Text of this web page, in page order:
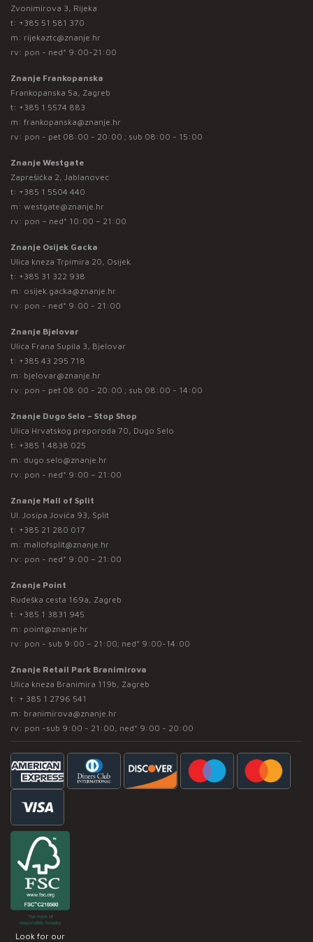
Zvonimirova 3, Rijeka
t: +385 51 581 370
m: rijekaztc@znanje.hr
rv: pon - ned* 9:00-21:00
Znanje Frankopanska
Frankopanska 5a, Zagreb
t: +385 1 5574 883
m: frankopanska@znanje.hr
rv: pon - pet 08:00 - 20:00 ; sub 08:00 - 15:00
Znanje Westgate
Zaprešićka 2, Jablanovec
t: +385 1 5504 440
m: westgate@znanje.hr
rv: pon – ned* 10:00 – 21:00
Znanje Osijek Gacka
Ulica kneza Trpimira 20, Osijek
t: +385 31 322 938
m: osijek.gacka@znanje.hr
rv: pon - ned* 9:00 - 21:00
Znanje Bjelovar
Ulica Frana Supila 3, Bjelovar
t: +385 43 295 718
m: bjelovar@znanje.hr
rv: pon - pet 08:00 - 20:00 ; sub 08:00 - 14:00
Znanje Dugo Selo – Stop Shop
Ulica Hrvatskog preporoda 70, Dugo Selo
t: +385 1 4838 025
m: dugo.selo@znanje.hr
rv: pon - ned* 9:00 – 21:00
Znanje Mall of Split
Ul. Josipa Jovića 93, Split
t: +385 21 280 017
m: mallofsplit@znanje.hr
rv: pon - ned* 9:00 – 21:00
Znanje Point
Rudeška cesta 169a, Zagreb
t: +385 1 3831 945
m: point@znanje.hr
rv: pon - sub 9:00 – 21:00; ned* 9:00-14:00
Znanje Retail Park Branimirova
Ulica kneza Branimira 119b, Zagreb
t: + 385 1 2796 541
m: branimirova@znanje.hr
rv: pon -sub 9:00 - 21:00, ned* 9:00 - 20:00
Look for our